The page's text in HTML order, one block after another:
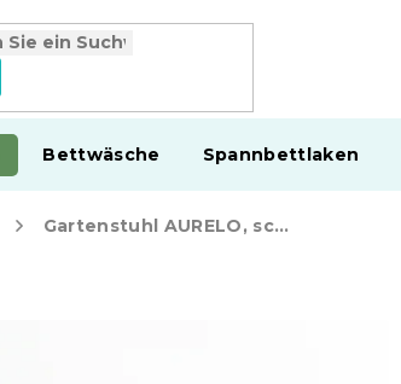
Bettwäsche Spannbettlaken
Gartenstuhl AURELO, schwarz